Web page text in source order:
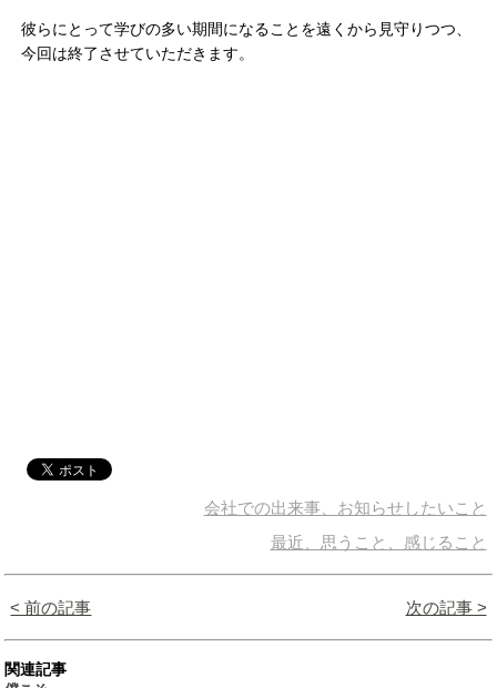
彼らにとって学びの多い期間になることを遠くから見守りつつ、
今回は終了させていただきます。
会社での出来事、お知らせしたいこと
最近、思うこと、感じること
< 前の記事 次の記事 >
関連記事